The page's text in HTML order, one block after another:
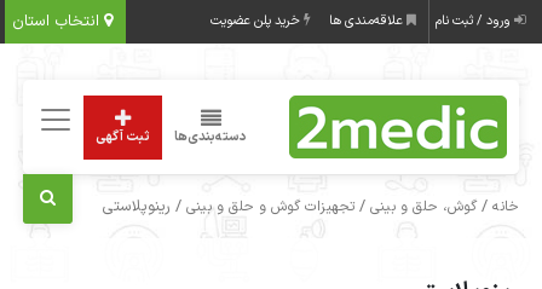
انتخاب استان ورود / ثبت نام علاقه‌مندی ها خرید پلن عضویت
دسته‌بندی‌ها ثبت آگهی
خانه /گوش، حلق و بینی /تجهیزات گوش و حلق و بینی / رینوپلاستی